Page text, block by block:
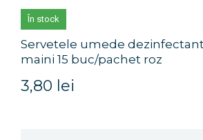
În stock
Servetele umede
maini 15 buc/pachet roz
3,80 lei